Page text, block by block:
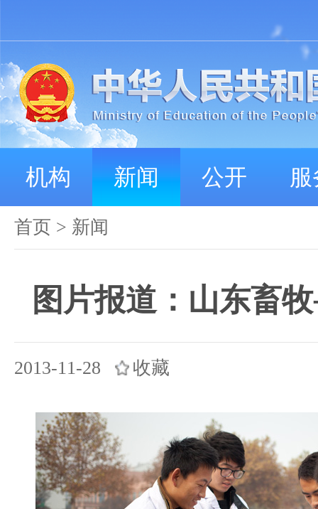
机构 新闻 公开
首页 > 新闻
图片报道：山东畜
2013-11-28 收藏